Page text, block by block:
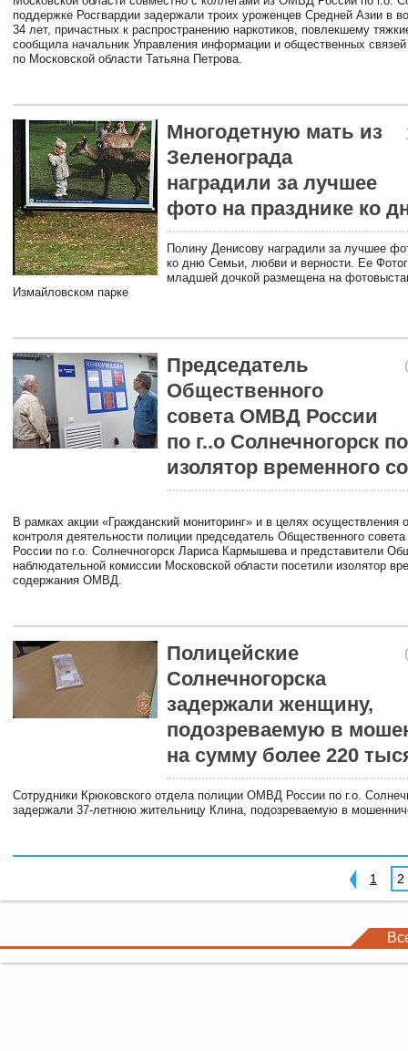
поддержке Росгвардии задержали троих уроженцев Средней Азии в
34 лет, причастных к распространению наркотиков, повлекшему
сообщила начальник Управления информации и общественных
по Московской области Татьяна Петрова.
Многодетную мать из
Зеленограда
наградили за лучшее
фото на празднике ко
Полину Денисову наградили за лучшее
ко дню Семьи, любви и верности. Ее
младшей дочкой размещена на
Измайловском парке
Председатель
Общественного
совета ОМВД России
по г..о Солнечногорск
изолятор временного
В рамках акции «Гражданский мониторинг» и в целях осуществления
контроля деятельности полиции председатель Общественного
России по г.о. Солнечногорск Лариса Кармышева и представители
наблюдательной комиссии Московской области посетили изолятор
содержания ОМВД.
Полицейские
Солнечногорска
задержали женщину,
подозреваемую в
на сумму более 220
Сотрудники Крюковского отдела полиции ОМВД России по г.о.
задержали 37-летнюю жительницу Клина, подозреваемую в
1 2